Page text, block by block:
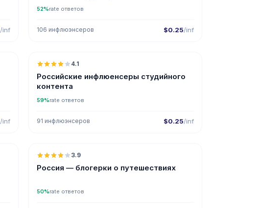
/inf
52%rate ответов
106 инфлюэнсеров $0.25/inf
/inf
4.1
Российские инфлюенсеры студийного
контента
59%rate ответов
91 инфлюэнсеров $0.25/inf
3.9
Россия — блогерки о путешествиях
50%rate ответов